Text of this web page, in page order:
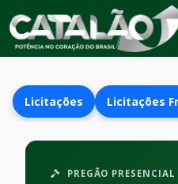
Licitações Licitações
PREGÃO PRESENCIAL